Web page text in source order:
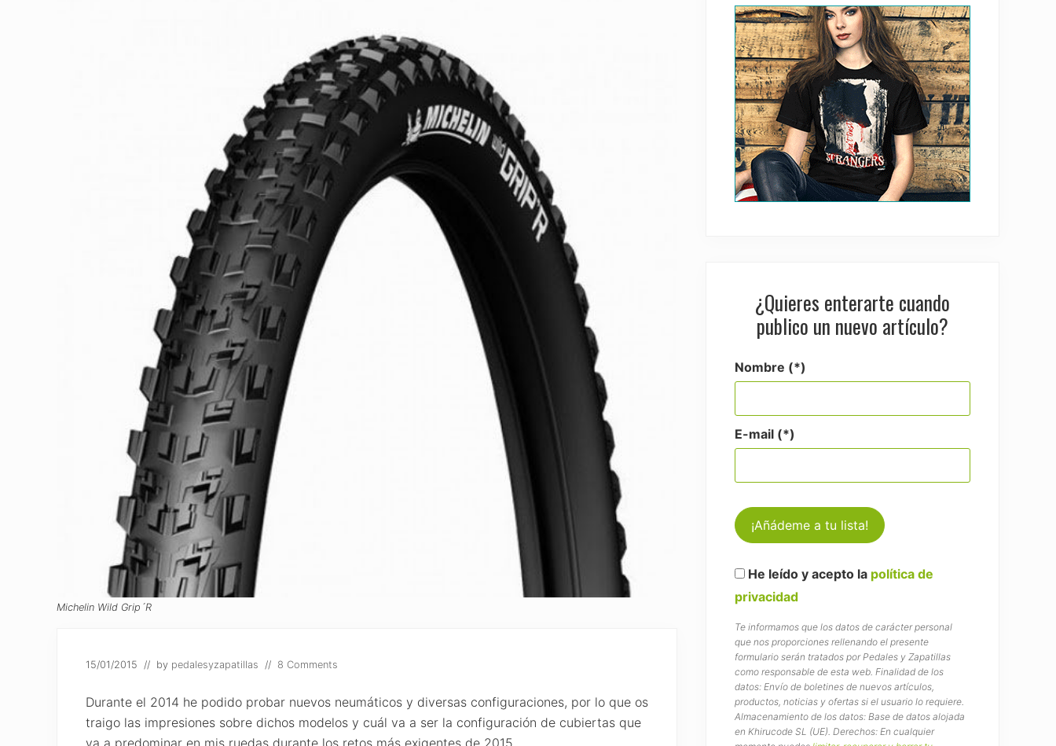
Michelin Wild Grip´R
15/01/2015 // by pedalesyzapatillas // 8 Comments
Durante el 2014 he podido probar nuevos neumáticos y diversas configuraciones, por lo que os
traigo las impresiones sobre dichos modelos y cuál va a ser la configuración de cubiertas que
va a predominar en mis ruedas durante los retos más exigentes de 2015.
Sidebar
¿Quieres enterarte cuando
publico un nuevo artículo?
Nombre (*)
E-mail (*)
He leído y acepto la política de
privacidad
Te informamos que los datos de carácter personal
que nos proporciones rellenando el presente
formulario serán tratados por Pedales y Zapatillas
como responsable de esta web. Finalidad de los
datos: Envío de boletines de nuevos artículos,
productos, noticias y ofertas si el usuario lo requiere.
Almacenamiento de los datos: Base de datos alojada
en Khirucode SL (UE). Derechos: En cualquier